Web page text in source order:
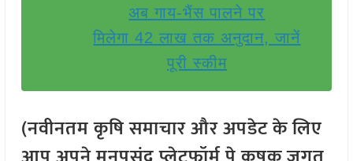
अब गाय-भैंस पालने पर
मिलेगा 42 लाख तक अनुदान, जानें
पूरी स्कीम
(नवीनतम कृषि समाचार और अपडेट के लिए